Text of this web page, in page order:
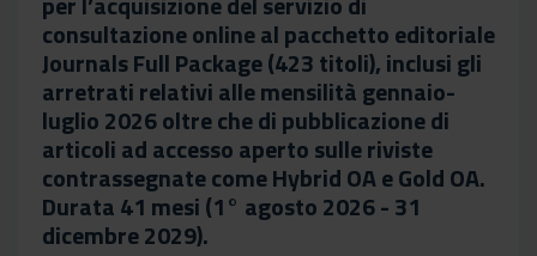
consultazione online al pacchetto editoriale
Journals Full Package (423 titoli), inclusi gli
arretrati relativi alle mensilità gennaio-
luglio 2026 oltre che di pubblicazione di
articoli ad accesso aperto sulle riviste
contrassegnate come Hybrid OA e Gold OA.
Durata 41 mesi (1° agosto 2026 - 31
dicembre 2029).